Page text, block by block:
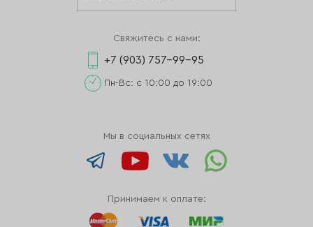
Свяжитесь с нами:
+7 (903) 757-99-95
Пн-Вс: с 10:00 до 19:00
Мы в социальных сетях
Принимаем к оплате: